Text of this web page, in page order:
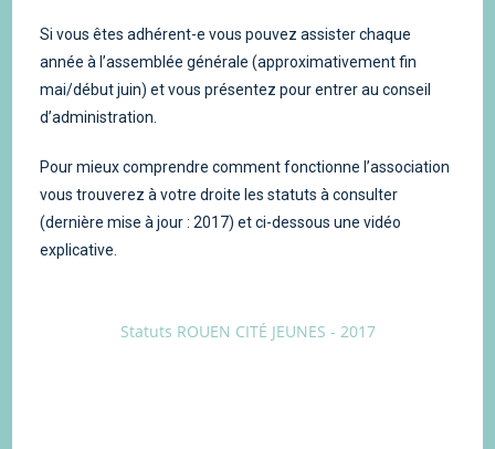
Si vous êtes adhérent-e vous pouvez assister chaque
année à l’assemblée générale (approximativement fin
mai/début juin) et vous présentez pour entrer au conseil
d’administration.
Pour mieux comprendre comment fonctionne l’association
vous trouverez à votre droite les statuts à consulter
(dernière mise à jour : 2017) et ci-dessous une vidéo
explicative.
Statuts ROUEN CITÉ JEUNES - 2017